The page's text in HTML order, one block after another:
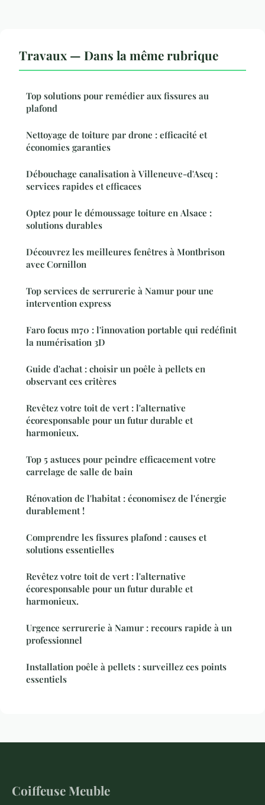
Travaux — Dans la même rubrique
Top solutions pour remédier aux fissures au
plafond
Nettoyage de toiture par drone : efficacité et
économies garanties
Débouchage canalisation à Villeneuve-d'Ascq :
services rapides et efficaces
Optez pour le démoussage toiture en Alsace :
solutions durables
Découvrez les meilleures fenêtres à Montbrison
avec Cornillon
Top services de serrurerie à Namur pour une
intervention express
Faro focus m70 : l'innovation portable qui redéfinit
la numérisation 3D
Guide d'achat : choisir un poêle à pellets en
observant ces critères
Revêtez votre toit de vert : l'alternative
écoresponsable pour un futur durable et
harmonieux.
Top 5 astuces pour peindre efficacement votre
carrelage de salle de bain
Rénovation de l'habitat : économisez de l'énergie
durablement !
Comprendre les fissures plafond : causes et
solutions essentielles
Revêtez votre toit de vert : l'alternative
écoresponsable pour un futur durable et
harmonieux.
Urgence serrurerie à Namur : recours rapide à un
professionnel
Installation poêle à pellets : surveillez ces points
essentiels
Coiffeuse Meuble